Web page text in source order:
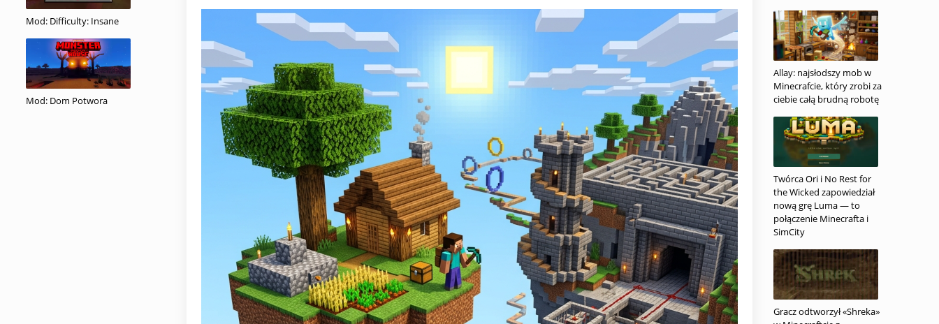
Mod: Difficulty: Insane
Mod: Dom Potwora
Allay: najsłodszy mob w
Minecrafcie, który zrobi za
ciebie całą brudną robotę
Twórca Ori i No Rest for
the Wicked zapowiedział
nową grę Luma — to
połączenie Minecrafta i
SimCity
Gracz odtworzył «Shreka»